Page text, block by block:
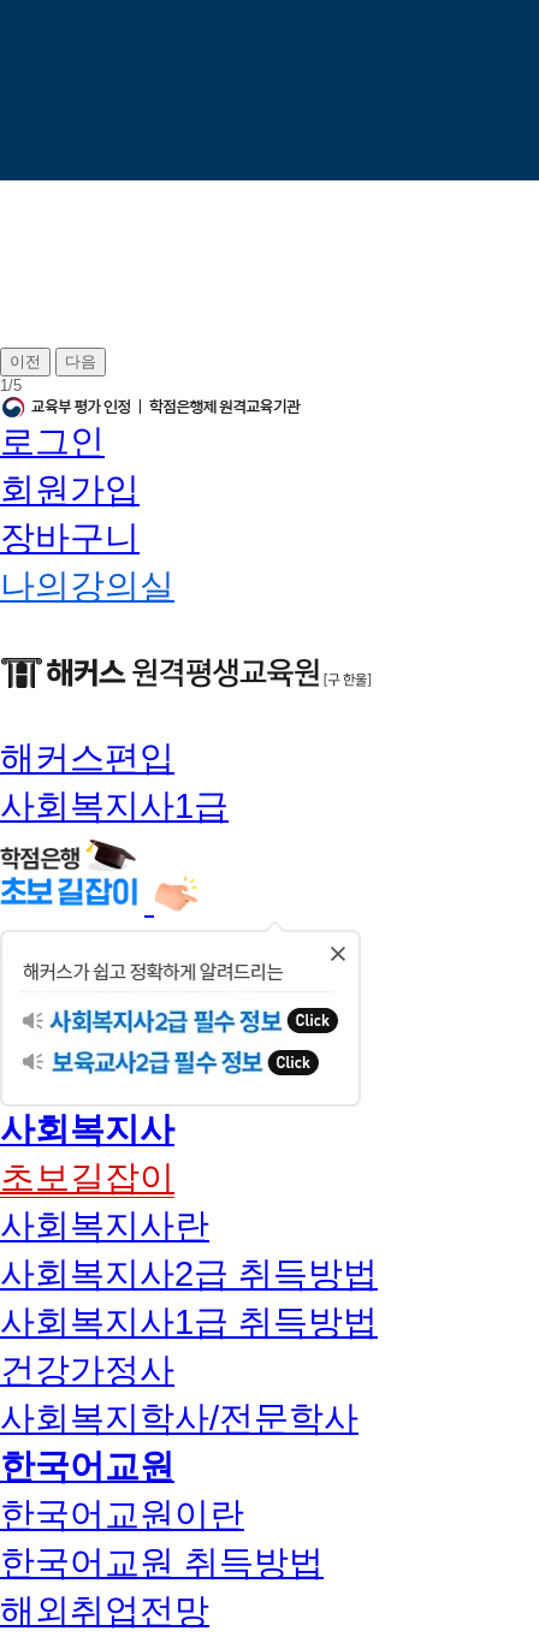
이전
다음
1/5
로그인
회원가입
장바구니
나의강의실
해커스편입
사회복지사1급
사회복지사
초보길잡이
사회복지사란
사회복지사2급 취득방법
사회복지사1급 취득방법
건강가정사
사회복지학사/전문학사
한국어교원
한국어교원이란
한국어교원 취득방법
해외취업전망